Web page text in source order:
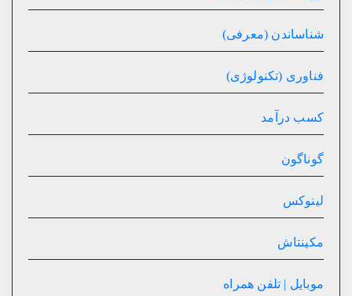
شناساندن (معرفی)
فناوری (تکنولوژی)
کسب درآمد
گوناگون
لینوکس
مکینتاش
موبایل | تلفن همراه